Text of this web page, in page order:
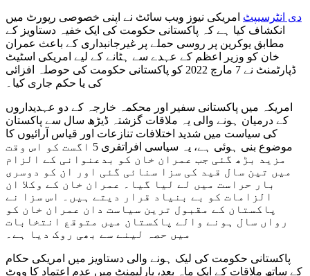
دی انٹرسیپٹ امریکی نیوز ویب سائٹ نے اپنی خصوصی رپورٹ میں
انکشاف کیا ہے کہ پاکستانی حکومت کی ایک خفیہ دستاویز کے
مطابق یوکرین پر روسی حملے پر غیرجانبداری کے باعث عمران
خان کو وزیر اعظم کے عہدے سے ہٹانے کے لیے امریکی اسٹیٹ
ڈپارٹمنٹ نے 7 مارچ 2022 کو پاکستانی حکومت کی حوصلہ افزائی
کی یا حکم جاری کیا۔
امریکہ میں پاکستانی سفیر اور محکمہ خارجہ کے دو عہدیداروں
کے درمیان ہونے والی یہ ملاقات گزشتہ ڈیڑھ سال سے پاکستان
کی سیاست میں شدید اختلافات تنازعات اور قیاس آرائیوں کا
موضوع بنی ہوئی ہے، یہ سیاسی افراتفری 5 اگست کو اس وقت
مزید بڑھ گئی جب عمران خان کو بدعنوانی کے الزام
میں تین سال قید کی سزا سنائی گئی اور ان کو دوسری
بار حراست میں لے لیا گیا۔ عمران خان کے وکلا ان
الزامات کو بے بنیاد قرار دیتے ہیں۔ اس سزا نے
پاکستان کے مقبول ترین سیاست دان عمران خان کو
رواں سال ہونے والے پاکستان میں متوقع انتخابات
میں حصہ لینے سے بھی روک دیا ہے۔
پاکستانی حکومت کی لیک ہونے والی دستاویز میں امریکی حکام
کے ساتھ ملاقات کے ایک ماہ بعد، پارلیمنٹ میں عدم اعتماد کا ووٹ